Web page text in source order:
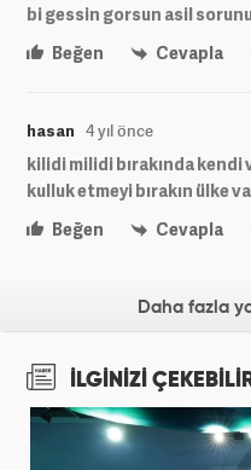
bi gessin gorsun asil
Beğen
Cevapla
hasan 4 yıl önce
kilidi milidi bırakında kendi
kulluk etmeyi bırakın ülke
Beğen
Cevapla
Daha fazla
İLGİNİZİ